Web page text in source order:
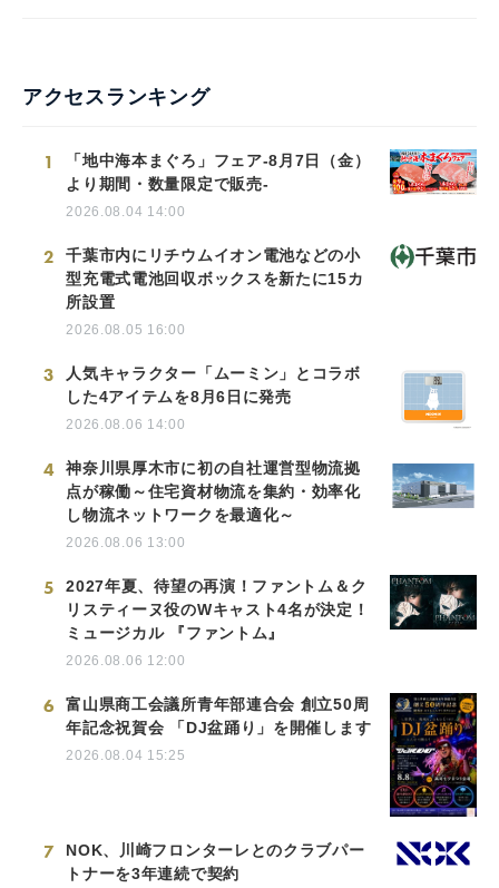
アクセスランキング
1
「地中海本まぐろ」フェア-8月7日（金）
より期間・数量限定で販売-
2026.08.04 14:00
2
千葉市内にリチウムイオン電池などの小
型充電式電池回収ボックスを新たに15カ
所設置
2026.08.05 16:00
3
人気キャラクター「ムーミン」とコラボ
した4アイテムを8月6日に発売
2026.08.06 14:00
4
神奈川県厚木市に初の自社運営型物流拠
点が稼働～住宅資材物流を集約・効率化
し物流ネットワークを最適化～
2026.08.06 13:00
5
2027年夏、待望の再演！ファントム＆ク
リスティーヌ役のWキャスト4名が決定！
ミュージカル 『ファントム』
2026.08.06 12:00
6
富山県商工会議所青年部連合会 創立50周
年記念祝賀会 「DJ盆踊り」を開催します
2026.08.04 15:25
7
NOK、川崎フロンターレとのクラブパー
トナーを3年連続で契約